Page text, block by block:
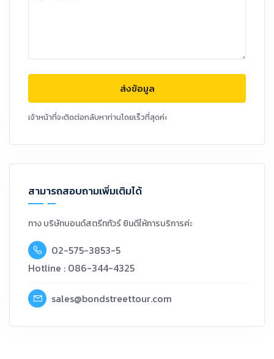
ส่งข้อมูล
เจ้าหน้าที่จะติดต่อกลับหาท่านโดยเร็วที่สุดค่ะ
สามารถสอบถามเพิ่มเติมได้
ทาง บริษัทบอนด์สตรีททัวร์ ยินดีให้การบริการค่ะ
02-575-3853-5
Hotline : 086-344-4325
sales@bondstreettour.com